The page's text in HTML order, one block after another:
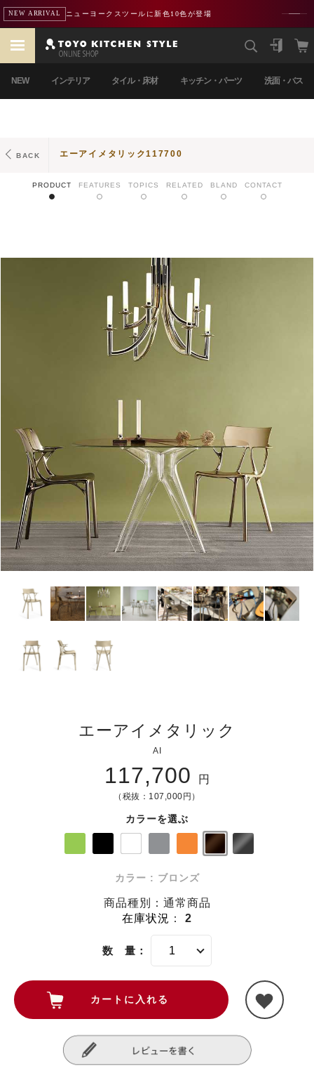
NEW ARRIVAL ニューヨークスツールに新色10色が登場
NEW インテリア タイル・床材 キッチン・パーツ 洗面・バス
BACK エーアイメタリック117700
PRODUCT FEATURES TOPICS RELATED BLAND CONTACT
エーアイメタリック
AI
117,700 円
（税抜：107,000円）
カラーを選ぶ
カラー : ブロンズ
商品種別：通常商品
在庫状況 ： 2
数 量：